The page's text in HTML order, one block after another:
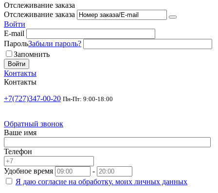
Отслеживание заказа
Отслеживание заказа
Войти
E-mail
ПарольЗабыли пароль?
Запомнить
Войти
Контакты
Контакты
+7(727)347-00-20 Пн-Пт: 9:00-18:00
Обратный звонок
Ваше имя
Телефон
Удобное время
-
Я даю согласие на обработку. моих личных данных